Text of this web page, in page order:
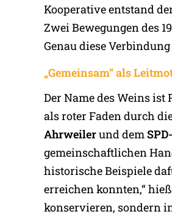
Kooperative entstand
Zwei Bewegungen des
Genau diese
„Gemeinsam“ als
Der Name des Weins
als roter Faden durch
Ahrweilerund dem
gemeinschaftlichen
historische Beispiele
erreichen konnten,“
konservieren, sondern